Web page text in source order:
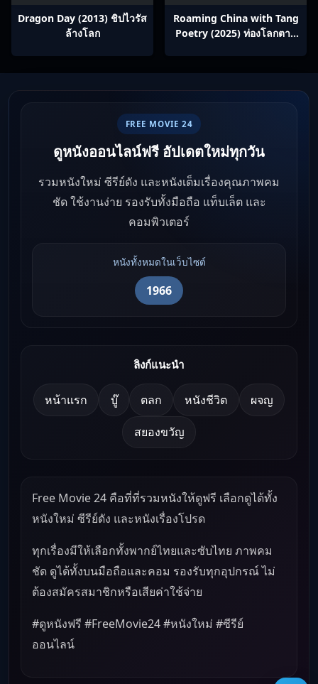
Dragon Day (2013) ชิปไวรัส
ล้างโลก
Roaming China with Tang
Poetry (2025) ท่องโลกตาม
FREE MOVIE 24
ดูหนังออนไลน์ฟรี อัปเดตใหม่ทุกวัน
รวมหนังใหม่ ซีรีย์ดัง และหนังเต็มเรื่องคุณภาพคม
ชัด ใช้งานง่าย รองรับทั้งมือถือ แท็บเล็ต และ
คอมพิวเตอร์
หนังทั้งหมดในเว็บไซต์
1966
ลิงก์แนะนำ
หน้าแรก บู๊ ตลก หนังชีวิต ผจญ
สยองขวัญ
Free Movie 24 คือที่ที่รวมหนังให้ดูฟรี เลือกดูได้ทั้ง
หนังใหม่ ซีรีย์ดัง และหนังเรื่องโปรด
ทุกเรื่องมีให้เลือกทั้งพากย์ไทยและซับไทย ภาพคม
ชัด ดูได้ทั้งบนมือถือและคอม รองรับทุกอุปกรณ์ ไม่
ต้องสมัครสมาชิกหรือเสียค่าใช้จ่าย
#ดูหนังฟรี #FreeMovie24 #หนังใหม่ #ซีรีย์
ออนไลน์